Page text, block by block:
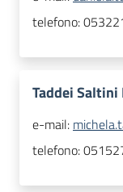
telefono:
Taddei Saltini
e-mail:
telefono: